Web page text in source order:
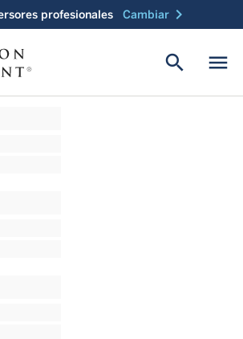
profesionales Cambiar chevron_right
menu
search